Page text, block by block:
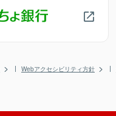
Webアクセシビリティ方針